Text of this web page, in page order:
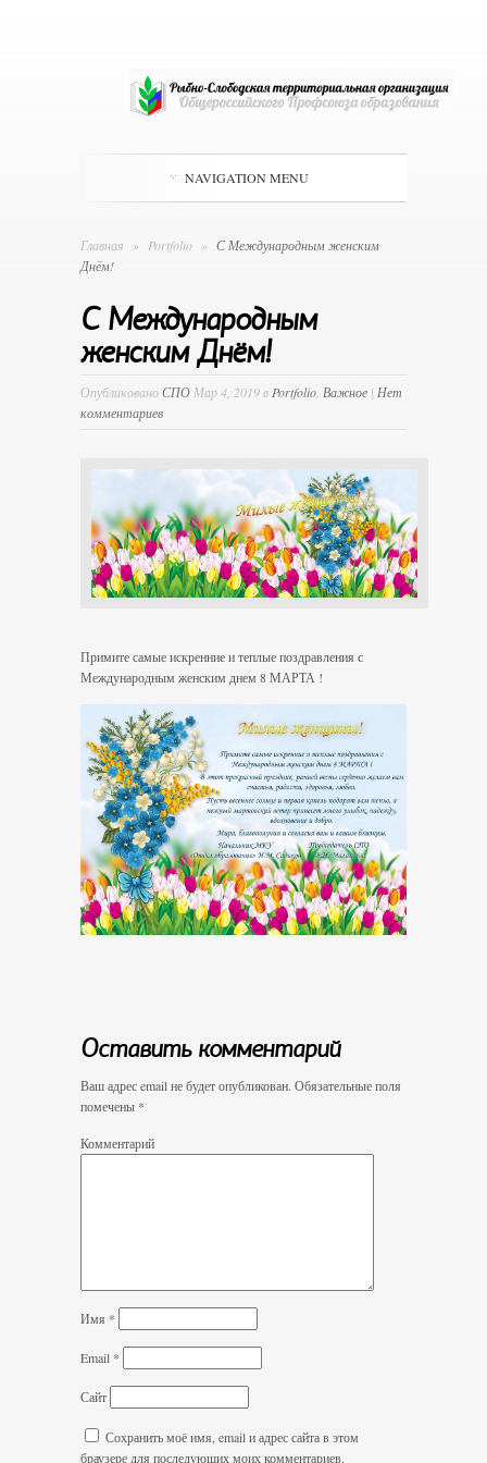
NAVIGATION MENU
Главная » Portfolio » С Международным женским
Днём!
С Международным
женским Днём!
ОпубликованоСПОМар 4, 2019 вPortfolio, Важное | Нет
комментариев
Примите самые искренние и теплые поздравления с
Международным женским днем 8 МАРТА !
Оставить комментарий
Ваш адрес email не будет опубликован. Обязательные поля
помечены *
Комментарий
Имя *
Email *
Сайт
Сохранить моё имя, email и адрес сайта в этом
браузере для последующих моих комментариев.